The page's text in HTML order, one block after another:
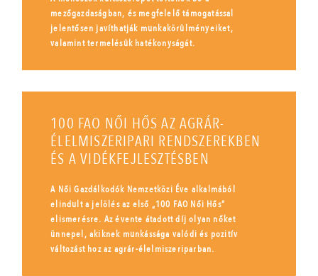
mezőgazdaságban, és megfelelő támogatással
jelentősen javíthatják munkakörülményeiket,
valamint termelésük hatékonyságát.
100 FAO NŐI HŐS AZ AGRÁR-
ÉLELMISZERIPARI RENDSZEREKBEN
ÉS A VIDÉKFEJLESZTÉSBEN
A Női Gazdálkodók Nemzetközi Éve alkalmából
elindult a jelölés az első „100 FAO Női Hős”
elismerésre. Az évente átadott díj olyan nőket
ünnepel, akiknek munkássága valódi és pozitív
változást hoz az agrár-élelmiszeriparban.